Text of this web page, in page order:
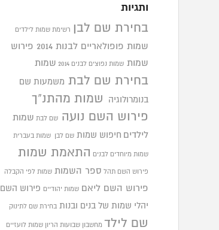
ותגיות
בחירת שם לבן רשימת שמות לילדים
שמות פופולאריים לבנות 2014 פירוש
שמות שמות נפוצים לבנים 2014 שמות
בחירת שם לבת משמעות שם
בנומרולוגיה
שמות מהתנ"ך
פירוש השם נועה
שם לבת שמות
לילדים חיפוש שמות שם לבן שמות בעברית
שמות מיוחדים לבנים התאמת שמות
פירוש השם תהל ספר השמות שמות לפי הקבלה
פירוש השם ליאם שמות יהודיים פירוש השם
יהלי שמות של בנים ובנות בחירת שם לתינוק
שם לילד מחשבון שבועות הריון שמות לועזיים